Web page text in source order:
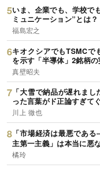
いま、企業でも、学校で
ミュニケーション”とは？
福島宏之
キオクシアでもTSMC
を示す「半導体」2銘柄の
真壁昭夫
「大雪で納品が遅れま
った言葉がド正論すぎて
川上 徹也
「市場経済は最悪であ
主第一主義」は本当に悪
橘玲